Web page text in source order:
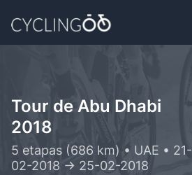
Tour de Abu Dhabi
2018
5 etapas (686 km) • UAE • 21-
02-2018 -> 25-02-2018